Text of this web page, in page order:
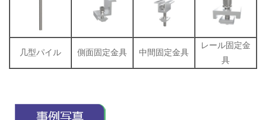
几型パイル 側面固定金具 中間固定金具
レール固定金
具